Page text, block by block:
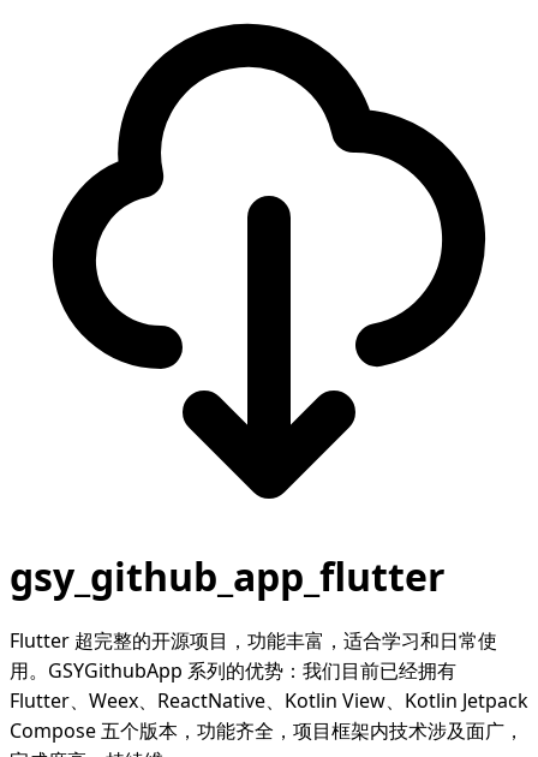
gsy_github_app_flutter
Flutter 超完整的开源项目，功能丰富，适合学习和日常使
用。GSYGithubApp 系列的优势：我们目前已经拥有
Flutter、Weex、ReactNative、Kotlin View、Kotlin Jetpack
Compose 五个版本，功能齐全，项目框架内技术涉及面广，